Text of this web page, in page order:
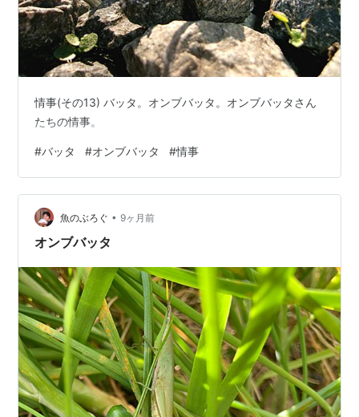
情事(その13) バッタ。オンブバッタ。オンブバッタさん
たちの情事。
#バッタ #オンブバッタ #情事
魚のぶろぐ • 9ヶ月前
オンブバッタ